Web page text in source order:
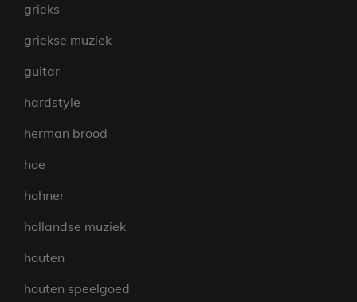
grieks
griekse muziek
guitar
hardstyle
herman brood
hoe
hohner
hollandse muziek
houten
houten speelgoed